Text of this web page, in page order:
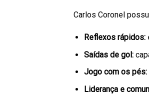
Carlos Coronel
Reflexos rápidos:
Saídas de gol:
Jogo com os pés:
Liderança e